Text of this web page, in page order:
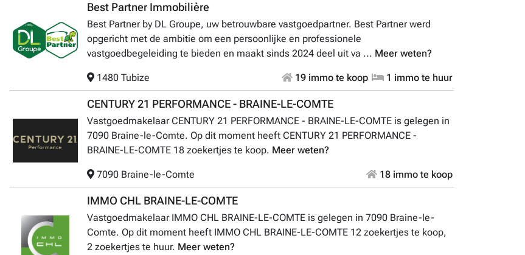
Best Partner Immobilière
Best Partner by DL Groupe, uw betrouwbare vastgoedpartner. Best Partner werd
opgericht met de ambitie om een persoonlijke en professionele
vastgoedbegeleiding te bieden en maakt sinds 2024 deel uit va ... Meer weten?
1480 Tubize 19 immo te koop 1 immo te huur
CENTURY 21 PERFORMANCE - BRAINE-LE-COMTE
Vastgoedmakelaar CENTURY 21 PERFORMANCE - BRAINE-LE-COMTE is gelegen in
7090 Braine-le-Comte. Op dit moment heeft CENTURY 21 PERFORMANCE -
BRAINE-LE-COMTE 18 zoekertjes te koop. Meer weten?
7090 Braine-le-Comte 18 immo te koop
IMMO CHL BRAINE-LE-COMTE
Vastgoedmakelaar IMMO CHL BRAINE-LE-COMTE is gelegen in 7090 Braine-le-
Comte. Op dit moment heeft IMMO CHL BRAINE-LE-COMTE 12 zoekertjes te koop,
2 zoekertjes te huur. Meer weten?